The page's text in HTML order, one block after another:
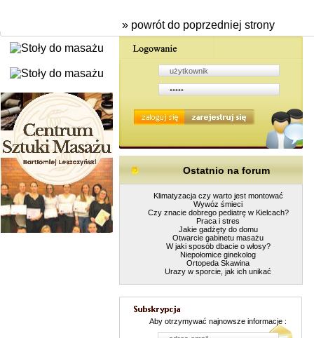
» powrót do poprzedniej strony
Ostatnio na forum
Klimatyzacja czy warto jest montować
Wywóz śmieci
Czy znacie dobrego pediatrę w Kielcach?
Praca i stres
Jakie gadżęty do domu
Otwarcie gabinetu masażu
W jaki sposób dbacie o włosy?
Niepołomice ginekolog
Ortopeda Skawina
Urazy w sporcie, jak ich unikać
Aby otrzymywać najnowsze informacje :